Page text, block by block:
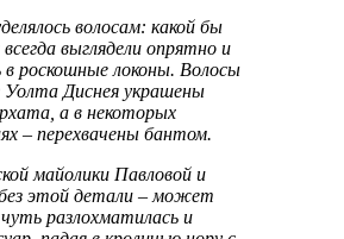
волосам: какой бы
выглядели опрятно и
в роскошные локоны. Волосы
Диснея украшены
а в некоторых
– перехвачены бантом.
майолики Павловой и
этой детали – может
разлохматилась и